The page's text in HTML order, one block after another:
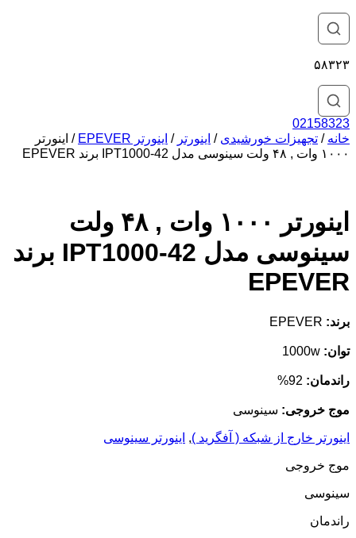
۵۸۳۲۳
02158323
خانه / تجهیزات خورشیدی / اینورتر / اینورتر EPEVER
/ اینورتر
۱۰۰۰ وات , ۴۸ ولت سینوسی مدل IPT1000-42 برند EPEVER
اینورتر ۱۰۰۰ وات , ۴۸ ولت
سینوسی مدل IPT1000-42 برند
EPEVER
برند:
توان:
راندمان:
موج خروجی: سینوسی
اینورتر خارج از شبکه ( آفگرید ), اینورتر سینوسی
موج خروجی
سینوسی
راندمان